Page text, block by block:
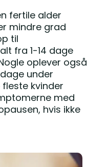
fertile alder
mindre grad
til
fra 1-14 dage
oplever også
under
kvinder
med
hvis ikke